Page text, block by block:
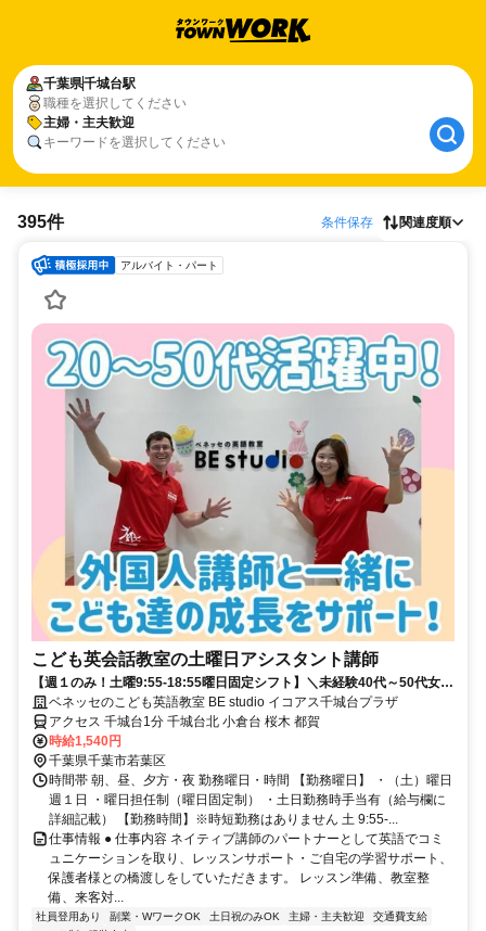
千葉県千城台駅
職種を選択してください
主婦・主夫歓迎
キーワードを選択してください
395件 条件保存 関連度順
アルバイト・パート
こども英会話教室の土曜日アシスタント講師
【週１のみ！土曜9:55-18:55曜日固定シフト】＼未経験40代～50代女性
中心に活躍する職場です／
ベネッセのこども英語教室 BE studio イコアス千城台プラザ
アクセス 千城台1分 千城台北 小倉台 桜木 都賀
時給1,540円
千葉県千葉市若葉区
時間帯 朝、昼、夕方・夜 勤務曜日・時間 【勤務曜日】 ・（土）曜日
週１日 ・曜日担任制（曜日固定制） ・土日勤務時手当有（給与欄に
詳細記載） 【勤務時間】※時短勤務はありません 土 9:55-...
仕事情報 ● 仕事内容 ネイティブ講師のパートナーとして英語でコミ
ュニケーションを取り、レッスンサポート・ご自宅の学習サポート、
保護者様との橋渡しをしていただきます。 レッスン準備、教室整
備、来客対...
社員登用あり 副業・WワークOK 土日祝のみOK 主婦・主夫歓迎
交通費支給